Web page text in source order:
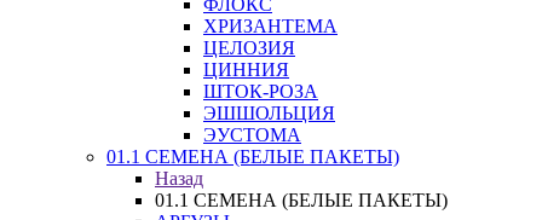
ФЛОКС
ХРИЗАНТЕМА
ЦЕЛОЗИЯ
ЦИННИЯ
ШТОК-РОЗА
ЭШШОЛЬЦИЯ
ЭУСТОМА
01.1 СЕМЕНА (БЕЛЫЕ ПАКЕТЫ)
Назад
01.1 СЕМЕНА (БЕЛЫЕ ПАКЕТЫ)